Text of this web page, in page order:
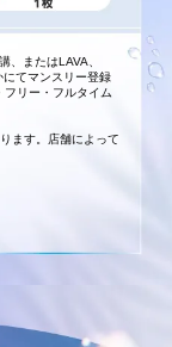
、またはLAVA、
てマンスリー登録
リー・フルタイム
ます。店舗によって